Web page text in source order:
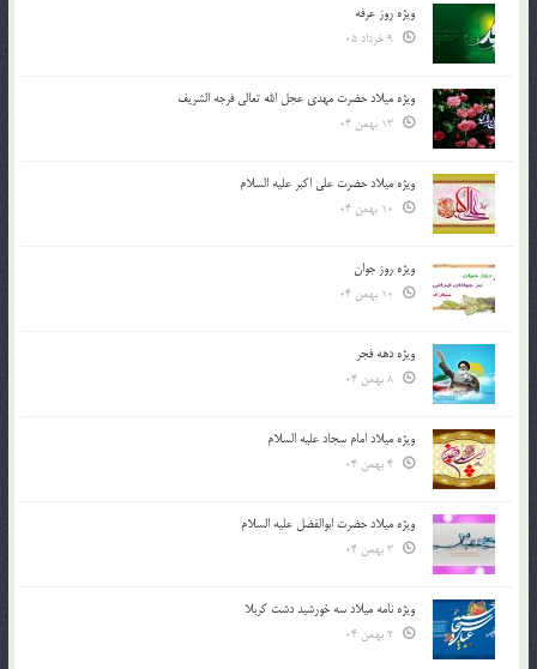
ویژه روز عرفه
ویژه میلاد حضرت مهدی عجل الله تعالی فرجه الشريف
ویژه میلاد حضرت علی اکبر علیه السلام
ویژه روز جوان
ویژه دهه فجر
ویژه میلاد امام سجاد علیه السلام
ویژه میلاد حضرت ابوالفضل علیه السلام
ویژه نامه میلاد سه خورشید دشت کربلا